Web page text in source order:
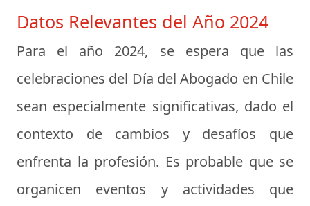
Datos Relevantes del Año 2024
Para el año 2024, se espera que las
celebraciones del Día del Abogado en Chile
sean especialmente significativas, dado el
contexto de cambios y desafíos que
enfrenta la profesión. Es probable que se
organicen eventos y actividades que